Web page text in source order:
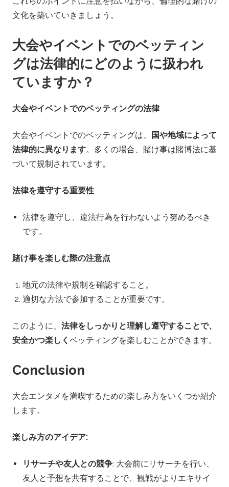
文化を築いていきましょう。
大会やイベントでのベッティン
グは法律的にどのように扱われ
ていますか？
大会やイベントでのベッティングの法律
大会やイベントでのベッティングは、
国や地域によって
法律的に異なります。多くの場合、賭け事は賭博法に基
づいて規制されています。
法律を遵守する重要性
法律を遵守し、違法行為を行わないよう努めるべき
です。
賭け事を楽しむ際の注意点
地元の法律や規制を確認すること。
適切な方法で参加することが重要です。
このように、 法律をしっかりと理解し遵守することで、
安全かつ楽しく ベッティングを楽しむことができます。
Conclusion
大会エンタメを満喫するための楽しみ方をいくつか紹介
します。
楽しみ方のアイデア:
リサーチや友人との競争: 大会前にリサーチを行い、
友人と予想を共有することで、観戦がよりエキサイ